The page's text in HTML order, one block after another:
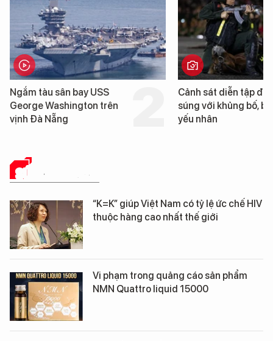
Cảnh sát diễn tập đấu
súng với khủng bố, bảo vệ
yếu nhân
Cận cảnh chiến hạm
tống tàu sân bay USS
George Washington
SỨC KHỎE 24H
“K=K” giúp Việt Nam có tỷ lệ ức chế HIV
thuộc hàng cao nhất thế giới
Vi phạm trong quảng cáo sản phẩm
NMN Quattro liquid 15000